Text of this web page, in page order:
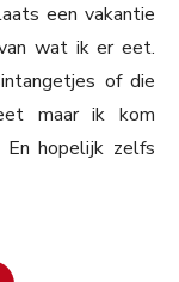
een vakantie
wat ik er eet.
of die
maar ik kom
hopelijk zelfs